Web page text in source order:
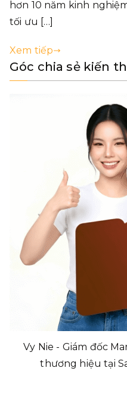
hơn 10 năm kinh
tối ưu […]
Xem tiếp
Góc chia sẻ kiến
Vy Nie - Giám đốc
thương hiệu tại